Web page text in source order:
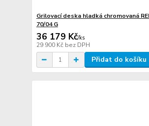
Grilovací deska hladká chromovaná
70/04 G
36 179 Kč/ks
29 900 Kč bez DPH
Přidat do košíku